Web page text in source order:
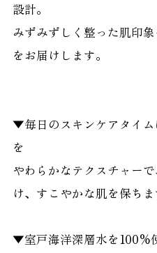
設計。
みずみずしく整った肌印
をお届けします。
▼毎日のスキンケアタイ
を
やわらかなテクスチャー
け、すこやかな肌を保ちま
▼室戸海洋深層水を100%